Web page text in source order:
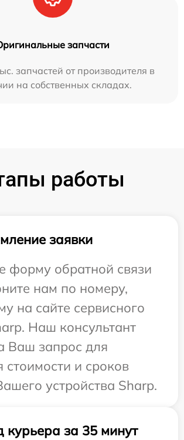
запчасти
запчастей от производителя в
на собственных складах.
работы
заявки
форму обратной связи
нам по номеру,
на сайте сервисного
Наш консультант
Ваш запрос для
стоимости и сроков
устройства Sharp.
курьера за 35 минут